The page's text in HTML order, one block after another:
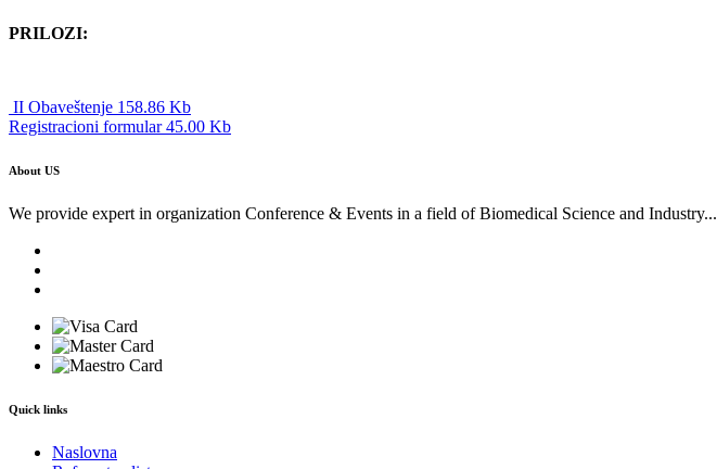
PRILOZI:
II Obaveštenje 158.86 Kb
Registracioni formular 45.00 Kb
About US
We provide expert in organization Conference & Events in a field of Biomedical Science and Industry...
Quick links
Naslovna